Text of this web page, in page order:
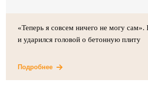
«Теперь я совсем ничего не могу
и ударился головой о бетонную плиту
Подробнее